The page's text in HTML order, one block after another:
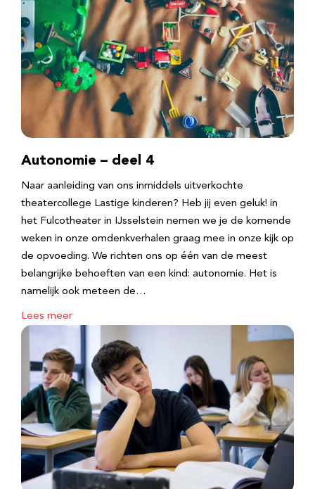
Autonomie – deel 4
Naar aanleiding van ons inmiddels uitverkochte
theatercollege Lastige kinderen? Heb jij even geluk! in
het Fulcotheater in IJsselstein nemen we je de komende
weken in onze omdenkverhalen graag mee in onze kijk op
de opvoeding. We richten ons op één van de meest
belangrijke behoeften van een kind: autonomie. Het is
namelijk ook meteen de…
Lees meer